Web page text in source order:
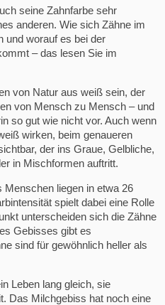
seine Zahnfarbe sehr
anderen. Wie sich Zähne im
und worauf es bei der
– das lesen Sie im
von Natur aus weiß sein, der
von Mensch zu Mensch – und
so gut wie nicht vor. Auch wenn
wirken, beim genaueren
der ins Graue, Gelbliche,
in Mischformen auftritt.
Menschen liegen in etwa 26
spielt dabei eine Rolle
unterscheiden sich die Zähne
Gebisses gibt es
sind für gewöhnlich heller als
Leben lang gleich, sie
Das Milchgebiss hat noch eine